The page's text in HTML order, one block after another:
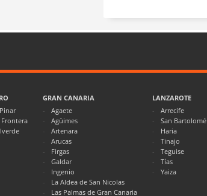
Frontera
GRAN CANARIA
Agaete
Agüimes
Artenara
Arucas
Firgas
Galdar
Ingenio
La Aldea de San Nicolas
Las Palmas de Gran Canaria
LANZAROTE
Arrecife
San Bartolomé
Haria
Tinajo
Teguise
Tías
Yaiza